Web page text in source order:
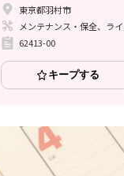
東京都羽村市
62413-00
キープする